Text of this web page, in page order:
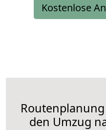
Kostenlose
den Umzug